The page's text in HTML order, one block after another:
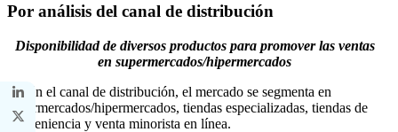
Por análisis del canal de distribución
Disponibilidad de diversos productos para promover las ventas
en supermercados/hipermercados
Según el canal de distribución, el mercado se segmenta en
supermercados/hipermercados, tiendas especializadas, tiendas de
conveniencia y venta minorista en línea.